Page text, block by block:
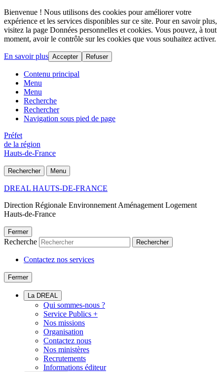
Bienvenue ! Nous utilisons des cookies pour améliorer votre
expérience et les services disponibles sur ce site. Pour en savoir plus,
visitez la page Données personnelles et cookies. Vous pouvez, à tout
moment, avoir le contrôle sur les cookies que vous souhaitez activer.
En savoir plus Accepter Refuser
Contenu principal
Menu
Menu
Recherche
Rechercher
Navigation sous pied de page
Préfet
de la région
Hauts-de-France
Rechercher Menu
DREAL HAUTS-DE-FRANCE
Direction Régionale Environnement Aménagement Logement
Hauts-de-France
Fermer
Recherche Rechercher
Contactez nos services
Fermer
La DREAL
Qui sommes-nous ?
Service Publics +
Nos missions
Organisation
Contactez nous
Nos ministères
Recrutements
Informations éditeur